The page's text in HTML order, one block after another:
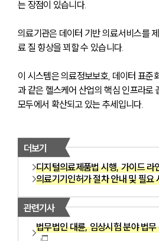
는 장점이 있습니다.
의료기관은 데이터 기반 의료서비스를
료 질 향상을 꾀할 수 있습니다.
이 시스템은 의료정보보호, 데이터 표준
과 같은 헬스케어 산업의 핵심 인프라로
모두에서 확산되고 있는 추세입니다.
더보기
디지털의료제품법 시행, 가이드 라
의료기기인허가 절차 안내 및 필요
관련기사
법무법인 대륜, 임상시험 분야 법